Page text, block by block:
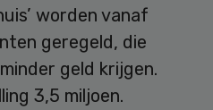
worden vanaf
geregeld, die
geld krijgen.
3,5 miljoen.